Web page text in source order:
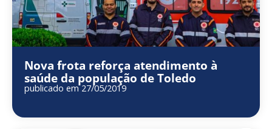
Nova frota reforça atendimento à
saúde da população de Toledo
publicado em 27/05/2019